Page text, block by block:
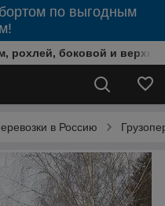
по выгодным
рохлей, боковой и
в Россию